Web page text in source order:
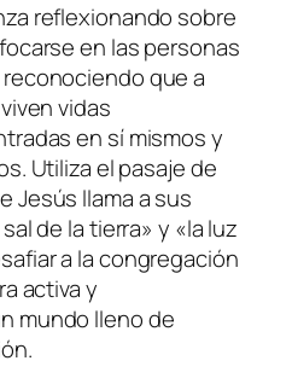
reflexionando sobre
en las personas
que a
vidas
en sí mismos y
Utiliza el pasaje de
Jesús llama a sus
de la tierra» y «la luz
a la congregación
activa y
mundo lleno de